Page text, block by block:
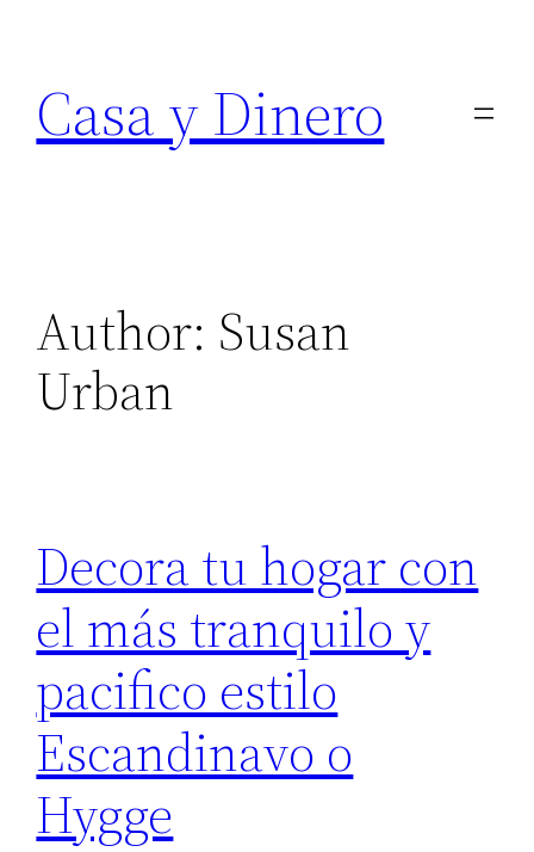
content
Casa y Dinero
Author: Susan
Urban
Decora tu hogar con
el más tranquilo y
pacifico estilo
Escandinavo o
Hygge